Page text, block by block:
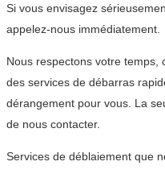
Si vous envisagez
appelez-nous immédiatement.
Nous respectons votre temps,
des services de débarras
dérangement pour vous. La
de nous contacter.
Services de déblaiement que